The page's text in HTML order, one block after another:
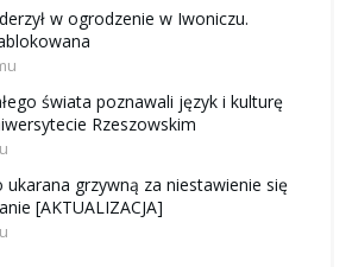
w ogrodzenie w Iwoniczu.
świata poznawali język i kulturę
Rzeszowskim
ukarana grzywną za niestawienie się
[AKTUALIZACJA]